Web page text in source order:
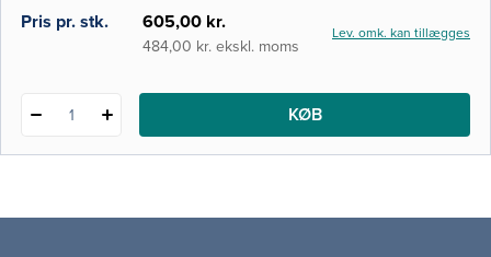
væsentlige emner in
i-bog
Pris pr. stk. 605,00 kr.
484,00 kr. ekskl. moms
Lev. omk. kan tillægges
1 KØB